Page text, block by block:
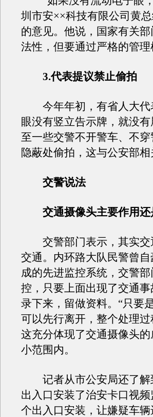
圳市安××科技有限公司黄
的意见。他说，国家有关
法性，但要通过严格的管理
3.代表提议禁止偷拍
今年年初，有省人大代
眼没有竖立告示牌，就没
至一些交警不开警车、不
隐蔽处偷拍，这与公安部
交警说法
交通摄像头主要作用还
交警部门表示，其实交
交通。内环路大队民警曾
成的先进监控系统，交警
控，只要上面出现了交通
录下来，留做资料。“只要
可以先行离开，整个处理
这充分体现了交通摄像头
小范围内。
记者从市公安局还了解
出入口安装了治安卡口视
个出入口安装，让嫌疑车